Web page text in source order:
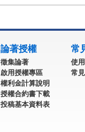
論著授權
徵集論著
啟用授權專區
權利金計算說明
授權合約書下載
投稿基本資料表
常
使
常